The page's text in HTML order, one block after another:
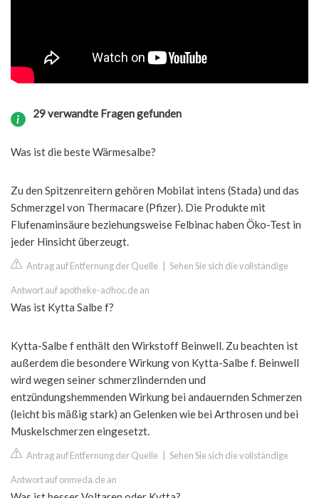
29 verwandte Fragen gefunden
Was ist die beste Wärmesalbe?
Zu den Spitzenreitern gehören Mobilat intens (Stada) und das
Schmerzgel von Thermacare (Pfizer). Die Produkte mit
Flufenaminsäure beziehungsweise Felbinac haben Öko-Test in
jeder Hinsicht überzeugt.
Antrag auf Entfernung der Quelle Sehen Sie sich die vollständige
Antwort auf apotheke-adhoc.de an
Was ist Kytta Salbe f?
Kytta-Salbe f enthält den Wirkstoff Beinwell. Zu beachten ist
außerdem die besondere Wirkung von Kytta-Salbe f. Beinwell
wird wegen seiner schmerzlindernden und
entzündungshemmenden Wirkung bei andauernden Schmerzen
(leicht bis mäßig stark) an Gelenken wie bei Arthrosen und bei
Muskelschmerzen eingesetzt.
Antrag auf Entfernung der Quelle Sehen Sie sich die vollständige
Antwort auf onmeda.de an